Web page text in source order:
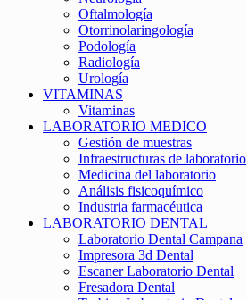
Oftalmología
Otorrinolaringología
Podología
Radiología
Urología
VITAMINAS
Vitaminas
LABORATORIO MEDICO
Gestión de muestras
Infraestructuras de laboratorio
Medicina del laboratorio
Análisis fisicoquímico
Industria farmacéutica
LABORATORIO DENTAL
Laboratorio Dental Campana
Impresora 3d Dental
Escaner Laboratorio Dental
Fresadora Dental